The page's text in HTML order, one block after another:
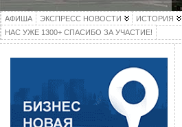
АФИША ЭКСПРЕСС НОВОСТИ ИСТОРИЯ
НАС УЖЕ 1300+ СПАСИБО ЗА УЧАСТИЕ!